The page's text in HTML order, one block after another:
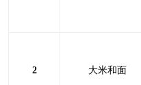
2 大米和面